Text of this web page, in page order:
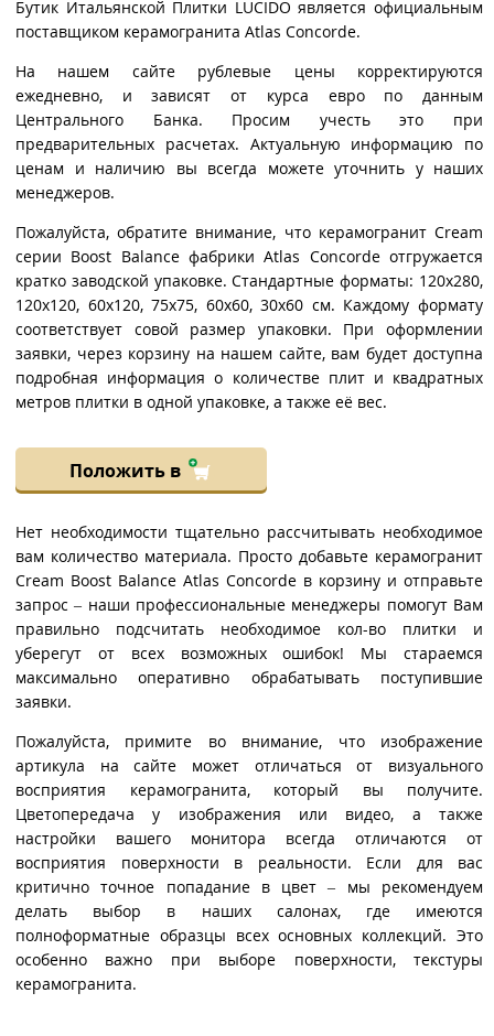
Бутик Итальянской Плитки LUCIDO является официальным
поставщиком керамогранита Atlas Concorde.
На нашем сайте рублевые цены корректируются
ежедневно, и зависят от курса евро по данным
Центрального Банка. Просим учесть это при
предварительных расчетах. Актуальную информацию по
ценам и наличию вы всегда можете уточнить у наших
менеджеров.
Пожалуйста, обратите внимание, что керамогранит Cream
серии Boost Balance фабрики Atlas Concorde отгружается
кратко заводской упаковке. Стандартные форматы: 120x280,
120x120, 60x120, 75x75, 60x60, 30x60 см. Каждому формату
соответствует совой размер упаковки. При оформлении
заявки, через корзину на нашем сайте, вам будет доступна
подробная информация о количестве плит и квадратных
метров плитки в одной упаковке, а также её вес.
Положить в
Нет необходимости тщательно рассчитывать необходимое
вам количество материала. Просто добавьте керамогранит
Cream Boost Balance Atlas Concorde в корзину и отправьте
запрос – наши профессиональные менеджеры помогут Вам
правильно подсчитать необходимое кол-во плитки и
уберегут от всех возможных ошибок! Мы стараемся
максимально оперативно обрабатывать поступившие
заявки.
Пожалуйста, примите во внимание, что изображение
артикула на сайте может отличаться от визуального
восприятия керамогранита, который вы получите.
Цветопередача у изображения или видео, а также
настройки вашего монитора всегда отличаются от
восприятия поверхности в реальности. Если для вас
критично точное попадание в цвет – мы рекомендуем
делать выбор в наших салонах, где имеются
полноформатные образцы всех основных коллекций. Это
особенно важно при выборе поверхности, текстуры
керамогранита.